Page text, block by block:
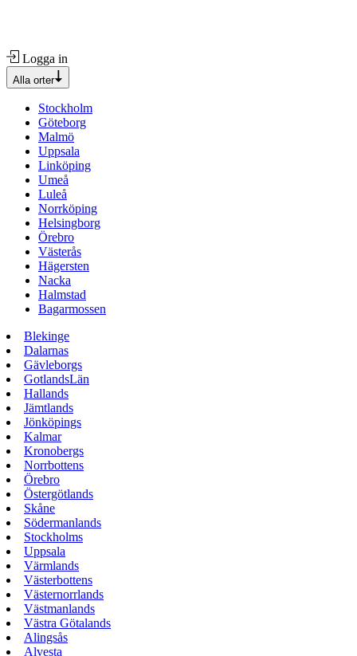
Logga in
Alla orter
Stockholm
Göteborg
Malmö
Uppsala
Linköping
Umeå
Luleå
Norrköping
Helsingborg
Örebro
Västerås
Hägersten
Nacka
Halmstad
Bagarmossen
Blekinge
Dalarnas
Gävleborgs
GotlandsLän
Hallands
Jämtlands
Jönköpings
Kalmar
Kronobergs
Norrbottens
Örebro
Östergötlands
Skåne
Södermanlands
Stockholms
Uppsala
Värmlands
Västerbottens
Västernorrlands
Västmanlands
Västra Götalands
Alingsås
Alvesta